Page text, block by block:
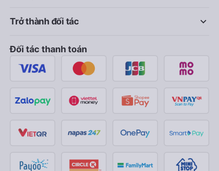
keyboard_arrow_down
Trở thành đối tác
Đối tác thanh toán